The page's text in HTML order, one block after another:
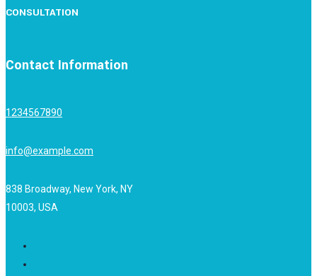
CONSULTATION
Contact Information
1234567890
info@example.com
838 Broadway, New York, NY
10003, USA